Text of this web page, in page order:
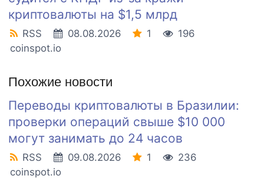
криптовалюты на $1,5 млрд
RSS 08.08.2026 1
196
coinspot.io
Похожие новости
Переводы криптовалюты в Бразилии:
проверки операций свыше $10 000
могут занимать до 24 часов
RSS 09.08.2026 1
236
coinspot.io